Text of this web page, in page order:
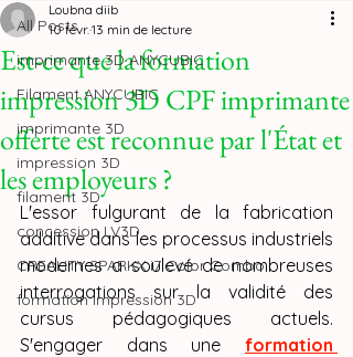
All Posts
imprimante 3D ANYCUBIC
Filament ANYCUBIC
imprimante 3D
impression 3D
filament 3D
concession LV3D
CREALITY SPARKX i7 Color Combo
formation impression 3D
Est-ce que la formation
impression 3D CPF imprimante
offerte est reconnue par l'État et
les employeurs ?
Loubna diib
10 févr.13 min de lecture
L'essor fulgurant de la fabrication
additive dans les processus industriels
modernes a soulevé de nombreuses
interrogations sur la validité des
cursus pédagogiques actuels.
S'engager dans une formation